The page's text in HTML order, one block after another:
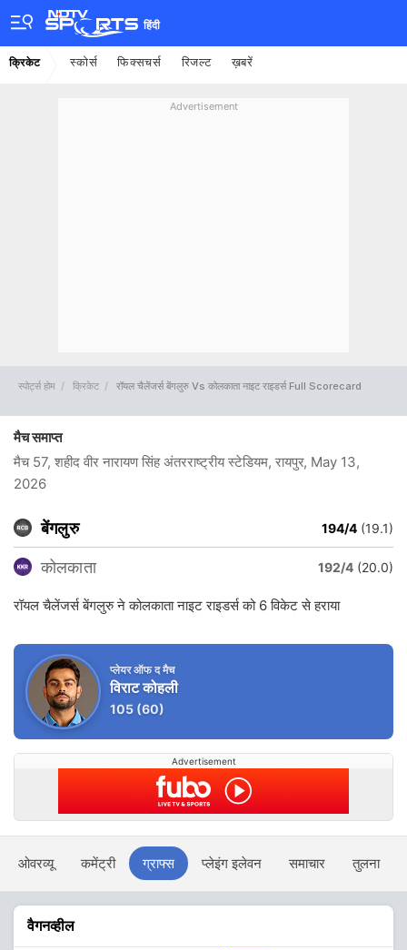
हिंदी
क्रिकेट स्कोर्स फिक्सचर्स रिजल्ट ख़बरें
Advertisement
स्पोर्ट्स होम क्रिकेट रॉयल चैलेंजर्स बेंगलुरु Vs कोलकाता नाइट राइडर्स Full Scorecard
मैच समाप्त
मैच 57, शहीद वीर नारायण सिंह अंतरराष्ट्रीय स्टेडियम, रायपुर, May 13,
2026
बेंगलुरु 194/4 (19.1)
कोलकाता 192/4 (20.0)
रॉयल चैलेंजर्स बेंगलुरु ने कोलकाता नाइट राइडर्स को 6 विकेट से हराया
प्लेयर ऑफ द मैच
विराट कोहली
105 (60)
Advertisement
ओवरव्यू कमेंट्री ग्राफ्स प्लेइंग इलेवन समाचार तुलना
वैगनव्हील